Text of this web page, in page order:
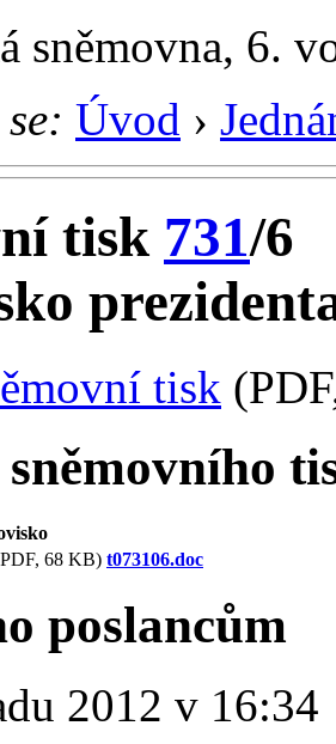
sněmovna, 6.
Úvod ›
tisk 731/6
tisk
68 KB) t073106.doc
poslancům
2012 v 16:34